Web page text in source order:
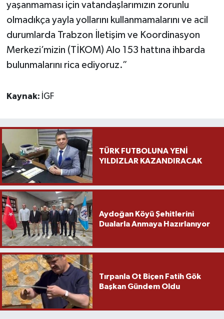
yaşanmaması için vatandaşlarımızın zorunlu
olmadıkça yayla yollarını kullanmamalarını ve acil
durumlarda Trabzon İletişim ve Koordinasyon
Merkezi’mizin (TİKOM) Alo 153 hattına ihbarda
bulunmalarını rica ediyoruz.”
Kaynak: İGF
TÜRK FUTBOLUNA YENİ
YILDIZLAR KAZANDIRACAK
Aydoğan Köyü Şehitlerini
Dualarla Anmaya Hazırlanıyor
Tırpanla Ot Biçen Fatih Gök
Başkan Gündem Oldu